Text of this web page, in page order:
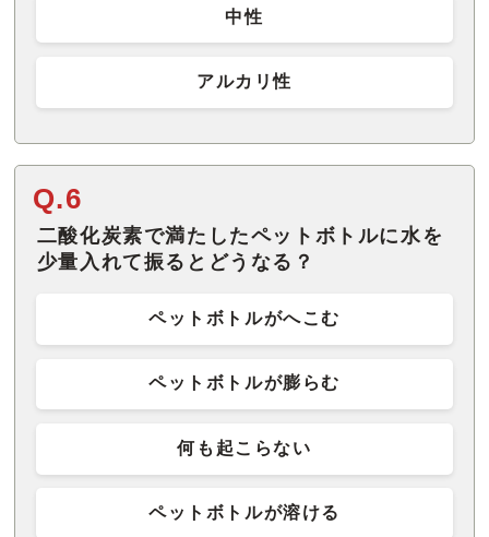
中性
アルカリ性
Q.6
二酸化炭素で満たしたペットボトルに水を
少量入れて振るとどうなる？
ペットボトルがへこむ
ペットボトルが膨らむ
何も起こらない
ペットボトルが溶ける